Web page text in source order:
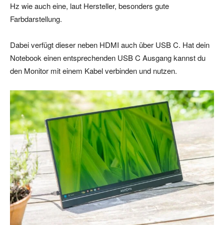
Hz wie auch eine, laut Hersteller, besonders gute
Farbdarstellung.
Dabei verfügt dieser neben HDMI auch über USB C. Hat dein
Notebook einen entsprechenden USB C Ausgang kannst du
den Monitor mit einem Kabel verbinden und nutzen.